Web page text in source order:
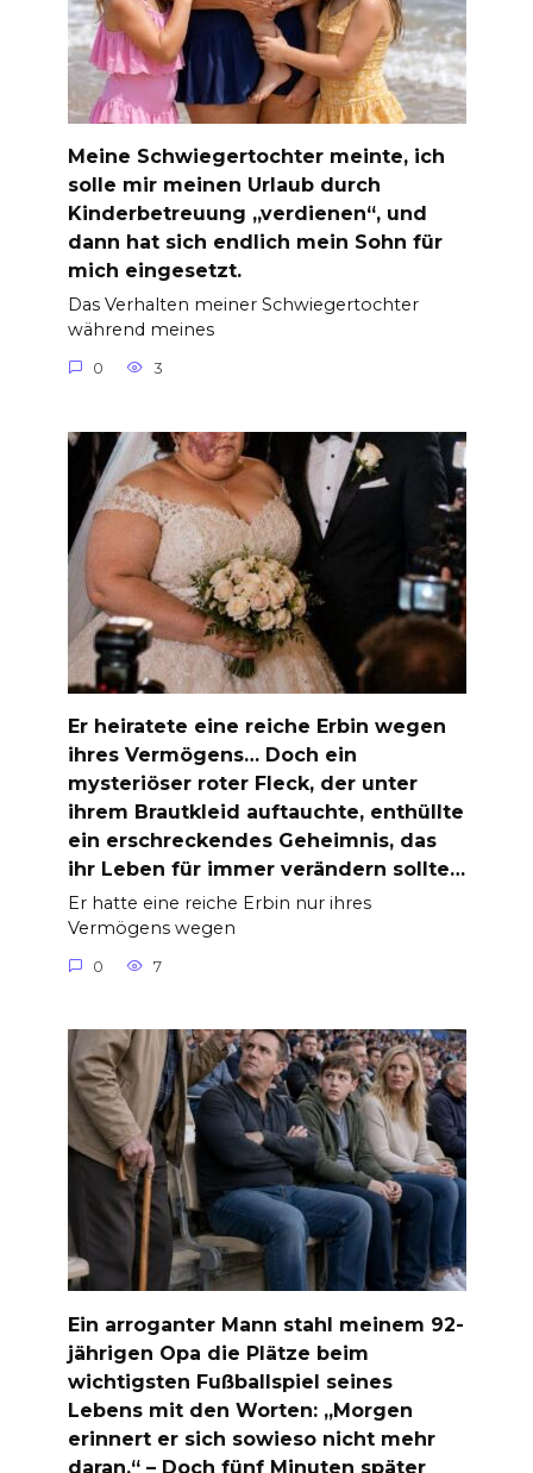
Meine Schwiegertochter meinte, ich
solle mir meinen Urlaub durch
Kinderbetreuung „verdienen“, und
dann hat sich endlich mein Sohn für
mich eingesetzt.
Das Verhalten meiner Schwiegertochter
während meines
0 3
Er heiratete eine reiche Erbin wegen
ihres Vermögens… Doch ein
mysteriöser roter Fleck, der unter
ihrem Brautkleid auftauchte, enthüllte
ein erschreckendes Geheimnis, das
ihr Leben für immer verändern sollte…
Er hatte eine reiche Erbin nur ihres
Vermögens wegen
0 7
Ein arroganter Mann stahl meinem 92-
jährigen Opa die Plätze beim
wichtigsten Fußballspiel seines
Lebens mit den Worten: „Morgen
erinnert er sich sowieso nicht mehr
daran.“ – Doch fünf Minuten später